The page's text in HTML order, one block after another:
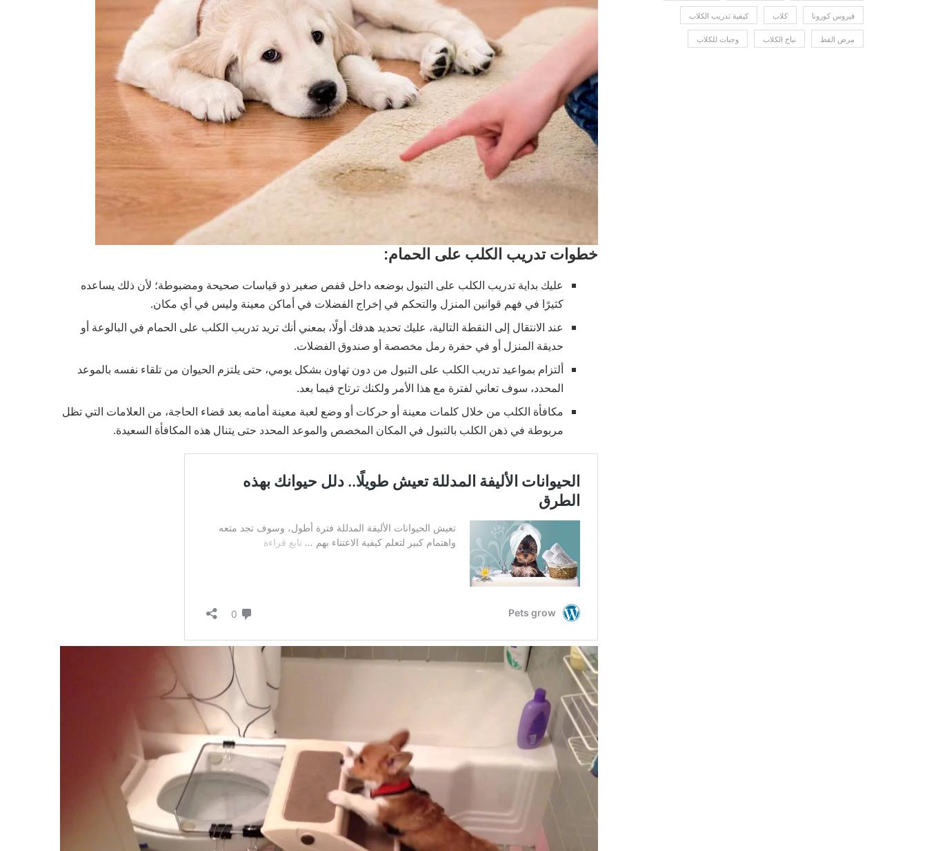
خطوات تدريب الكلب على الحمام:
عليك بداية تدريب الكلب على التبول بوضعه داخل قفص صغير ذو قياسات صحيحة ومضبوطة؛ لأن ذلك يساعده
كثيرًا في فهم قوانين المنزل والتحكم في إخراج الفضلات في أماكن معينة وليس في أي مكان.
عند الانتقال إلى النقطة التالية، عليك تحديد هدفك أولًا، بمعني أنك تريد تدريب الكلب على الحمام في البالوعة أو
حديقة المنزل أو في حفرة رمل مخصصة أو صندوق الفضلات.
ألتزام بمواعيد تدريب الكلب على التبول من دون تهاون بشكل يومي، حتى يلتزم الحيوان من تلقاء نفسه بالموعد
المحدد، سوف تعاني لفترة مع هذا الأمر ولكنك ترتاح فيما بعد.
مكافأة الكلب من خلال كلمات معينة أو حركات أو وضع لعبة معينة أمامه بعد قضاء الحاجة، من العلامات التي تظل
مربوطة في ذهن الكلب بالتبول في المكان المخصص والموعد المحدد حتى يتنال هذه المكافأة السعيدة.
فيروس كورونا كلاب كيفية تدريب الكلاب
مرض القط نباح الكلاب وجبات للكلاب